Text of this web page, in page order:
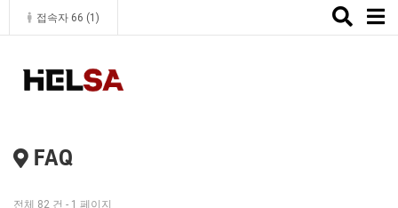
접속자 66 (1 )
Toggle
FAQ
전체 82 건 - 1 페이지